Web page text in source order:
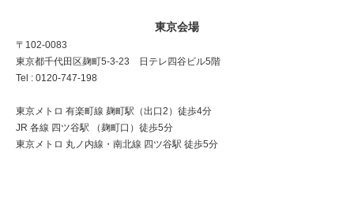
東京会場
〒102-0083
東京都千代田区麹町5-3-23 日テレ四谷ビル5階
Tel : 0120-747-198
東京メトロ 有楽町線 麹町駅（出口2）徒歩4分
JR 各線 四ツ谷駅 （麹町口）徒歩5分
東京メトロ 丸ノ内線・南北線 四ツ谷駅 徒歩5分